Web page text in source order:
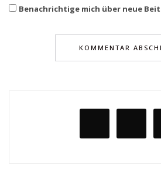
Benachrichtige mich über neue